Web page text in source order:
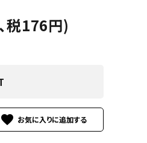
税176円)
favorite